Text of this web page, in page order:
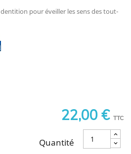
pour éveiller les sens des tout-
22,00 € TTC
Quantité